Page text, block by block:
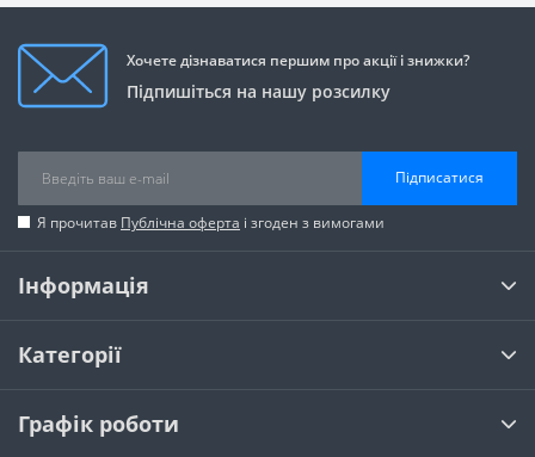
Хочете дізнаватися першим про акції і знижки?
Підпишіться на нашу розсилку
Підписатися
Я прочитав Публічна оферта і згоден з вимогами
Інформація
Категорії
Графік роботи